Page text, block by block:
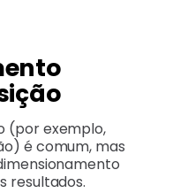
(por exemplo,
é comum, mas
resultados.